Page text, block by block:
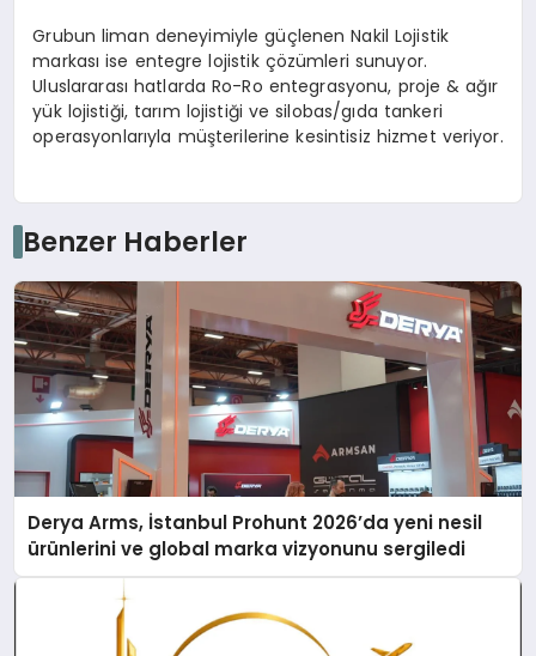
Grubun liman deneyimiyle güçlenen Nakil Lojistik
markası ise entegre lojistik çözümleri sunuyor.
Uluslararası hatlarda Ro-Ro entegrasyonu, proje & ağır
yük lojistiği, tarım lojistiği ve silobas/gıda tankeri
operasyonlarıyla müşterilerine kesintisiz hizmet veriyor.
Benzer Haberler
Derya Arms, İstanbul Prohunt 2026’da yeni nesil
ürünlerini ve global marka vizyonunu sergiledi